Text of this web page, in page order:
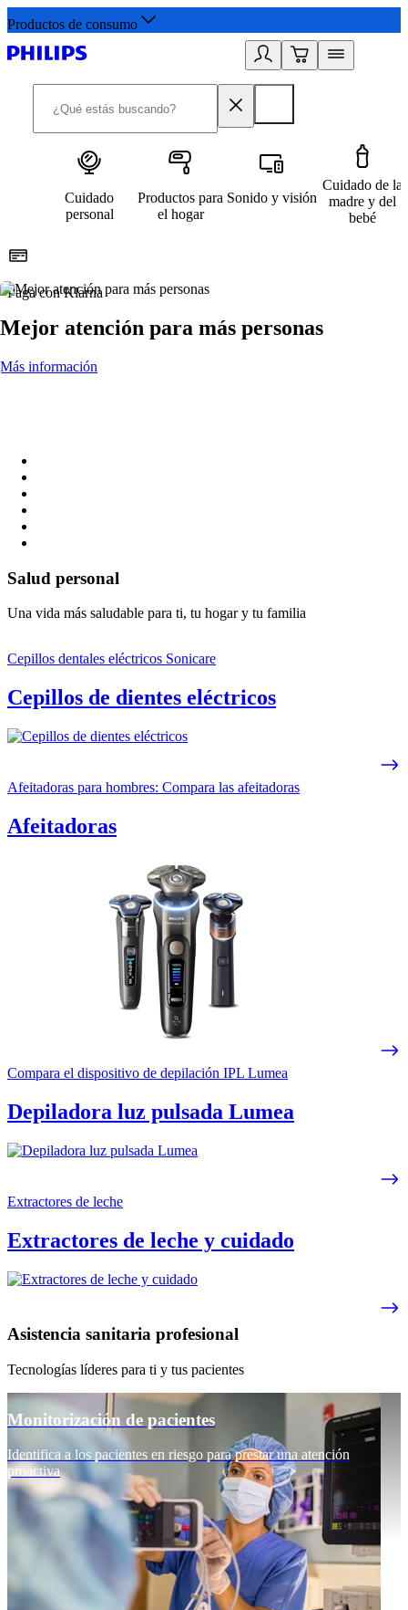
Productos de consumo
Cuidado
personal
Productos para
el hogar
Sonido y visión
Cuidado de la
madre y del
bebé
Paga con Klarna
Mejor atención para más personas
Más información
Salud personal
Una vida más saludable para ti, tu hogar y tu familia
Cepillos dentales eléctricos Sonicare
Cepillos de dientes eléctricos
Afeitadoras para hombres: Compara las afeitadoras
Afeitadoras
Compara el dispositivo de depilación IPL Lumea
Depiladora luz pulsada Lumea
Extractores de leche
Extractores de leche y cuidado
Asistencia sanitaria profesional
Tecnologías líderes para ti y tus pacientes
Monitorización de pacientes
Identifica a los pacientes en riesgo para prestar una atención
proactiva